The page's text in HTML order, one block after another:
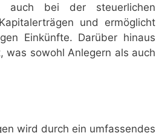
auch bei der steuerlichen
und ermöglicht
Einkünfte. Darüber hinaus
was sowohl Anlegern als auch
wird durch ein umfassendes